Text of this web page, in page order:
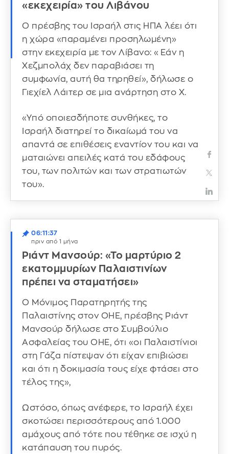
«εκεχειρία» του Λιβάνου
Ο πρέσβης του Ισραήλ στις ΗΠΑ λέει ότι
η χώρα «παραμένει προσηλωμένη»
στην εκεχειρία με τον Λίβανο: «Εάν η
Χεζμπολάχ δεν παραβιάσει τη
συμφωνία, αυτή θα τηρηθεί», δήλωσε ο
Γιεχίελ Λάιτερ σε μια ανάρτηση στο X.
«Υπό οποιεσδήποτε συνθήκες, το
Ισραήλ διατηρεί το δικαίωμά του να
απαντά σε επιθέσεις εναντίον του και να
ματαιώνει απειλές κατά του εδάφους
του, των πολιτών και των στρατιωτών
του».
06:11:37
πριν από 1 μήνα
Ριάντ Μανσούρ: «Το μαρτύριο 2
εκατομμυρίων Παλαιστινίων
πρέπει να σταματήσει»
Ο Μόνιμος Παρατηρητής της
Παλαιστίνης στον ΟΗΕ, πρέσβης Ριάντ
Μανσούρ δήλωσε στο Συμβούλιο
Ασφαλείας του ΟΗΕ, ότι «οι Παλαιστίνιοι
στη Γάζα πίστεψαν ότι είχαν επιβιώσει
και ότι η δοκιμασία τους είχε φτάσει στο
τέλος της»,
Ωστόσο, όπως ανέφερε, το Ισραήλ έχει
σκοτώσει περισσότερους από 1.000
αμάχους από τότε που τέθηκε σε ισχύ η
κατάπαυση του πυρός.